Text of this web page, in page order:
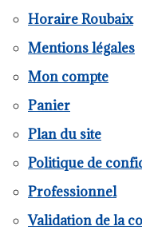
Horaire Roubaix
Mentions légales
Mon compte
Panier
Plan du site
Politique de
Professionnel
Validation de la